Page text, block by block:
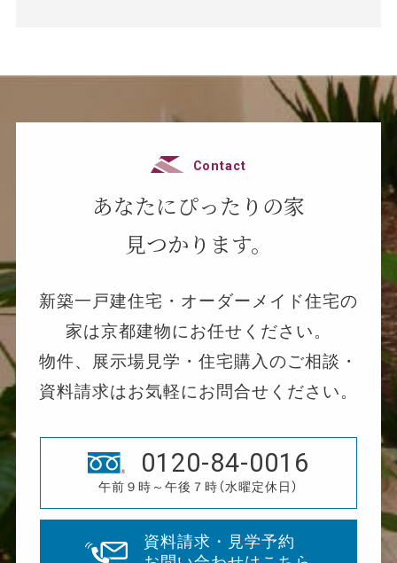
Contact
あなたにぴったりの家
見つかります。
新築一戸建住宅・オーダーメイド住宅の
家は京都建物にお任せください。
物件、展示場見学・住宅購入のご相談・
資料請求はお気軽にお問合せください。
0120-84-0016
午前９時～午後７時（水曜定休日）
資料請求・見学予約